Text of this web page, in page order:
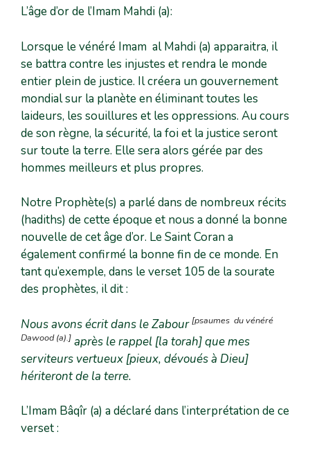
L’âge d’or de l’Imam Mahdi (a):
Lorsque le vénéré Imam al Mahdi (a) apparaitra, il
se battra contre les injustes et rendra le monde
entier plein de justice. Il créera un gouvernement
mondial sur la planète en éliminant toutes les
laideurs, les souillures et les oppressions. Au cours
de son règne, la sécurité, la foi et la justice seront
sur toute la terre. Elle sera alors gérée par des
hommes meilleurs et plus propres.
Notre Prophète(s) a parlé dans de nombreux récits
(hadiths) de cette époque et nous a donné la bonne
nouvelle de cet âge d’or. Le Saint Coran a
également confirmé la bonne fin de ce monde. En
tant qu’exemple, dans le verset 105 de la sourate
des prophètes, il dit :
Nous avons écrit dans le Zabour [psaumes du vénéré
Dawood (a).] après le rappel [la torah]que mes
serviteurs vertueux [pieux, dévoués à Dieu]
hériteront de la terre.
L’Imam Bâqîr (a) a déclaré dans l’interprétation de ce
verset :